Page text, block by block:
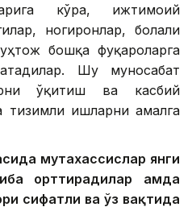
кўра, ижтимоий
ногиронлар, болали
бошқа фуқароларга
Шу муносабат
ўқитиш ва касбий
тизимли ишларни амалга
мутахассислар янги
орттирадилар ҳамда
сифатли ва ўз вақтида